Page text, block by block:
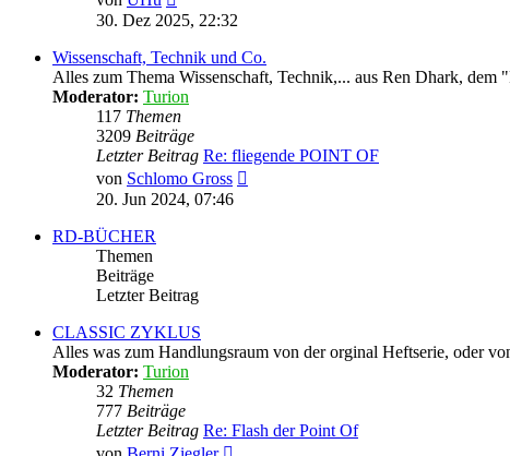
Beitrag
30. Dez 2025, 22:32
Wissenschaft, Technik und Co.
Alles zum Thema Wissenschaft, Technik,... aus Ren Dhark, dem
Moderator: Turion
117 Themen
3209 Beiträge
Letzter Beitrag Re: fliegende POINT OF
von Schlomo Gross
20. Jun 2024, 07:46
RD-BÜCHER
Themen
Beiträge
Letzter Beitrag
CLASSIC ZYKLUS
Alles was zum Handlungsraum von der orginal Heftserie, oder
Moderator: Turion
32 Themen
777 Beiträge
Letzter Beitrag Re: Flash der Point Of